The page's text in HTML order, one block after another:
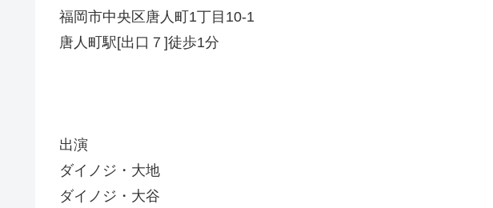
福岡市中央区唐人町1丁目10-1
唐人町駅[出口７]徒歩1分
出演
ダイノジ・大地
ダイノジ・大谷